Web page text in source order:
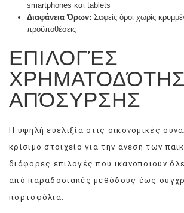
smartphones και tablets
Διαφάνεια Όρων: Σαφείς όροι χωρίς
προϋποθέσεις
ΕΠΙΛΟΓΈΣ
ΑΠΌΣΥΡΣΗΣ
Η υψηλή ευελιξία στις οικονομικές
κρίσιμο στοιχείο για την άνεση των
διάφορες επιλογές που ικανοποιούν
από παραδοσιακές μεθόδους έως
πορτοφόλια.